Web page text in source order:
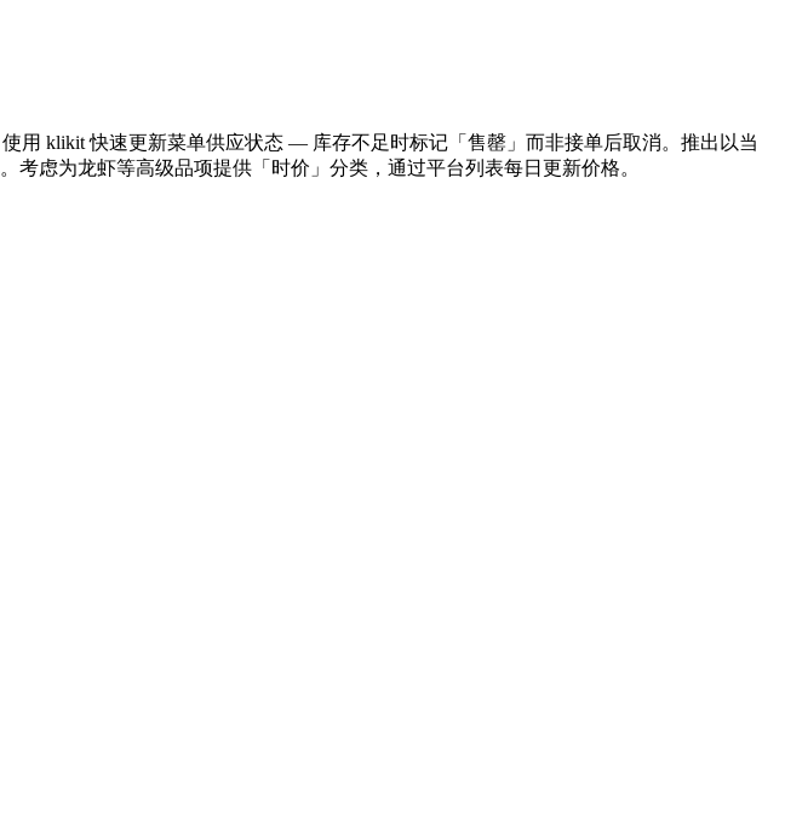
用 klikit 快速更新菜单供应状态 — 库存不足时标记「售罄」而非接单后取消。推出以当
虑为龙虾等高级品项提供「时价」分类，通过平台列表每日更新价格。